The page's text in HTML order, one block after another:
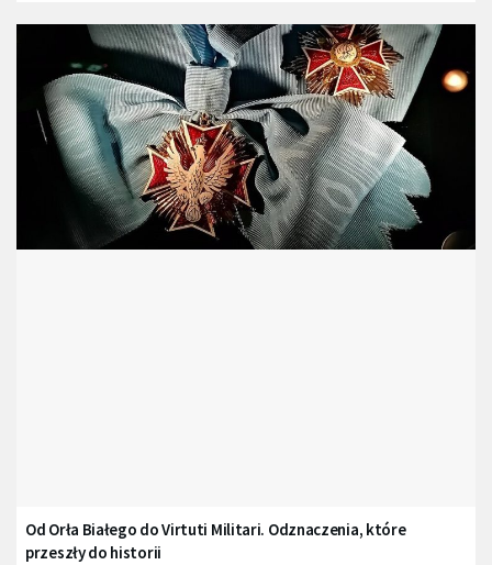
Od Orła Białego do Virtuti Militari. Odznaczenia, które
przeszły do historii